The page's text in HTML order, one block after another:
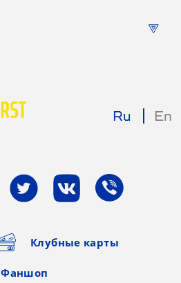
Ru En
Клубные карты
Фаншоп